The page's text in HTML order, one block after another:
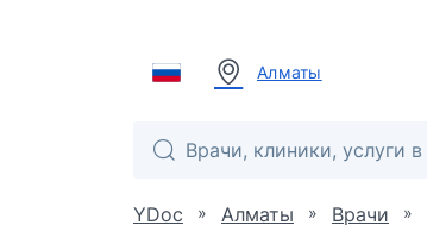
Алматы
YDoc » Алматы » Врачи »